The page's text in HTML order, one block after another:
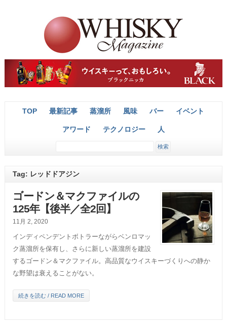
TOP 最新記事 蒸溜所 風味 バー イベント
アワード テクノロジー 人
Tag: レッドドアジン
ゴードン＆マクファイルの
125年【後半／全2回】
11月 2, 2020
インディペンデントボトラーながらベンロマッ
ク蒸溜所を保有し、さらに新しい蒸溜所を建設
するゴードン＆マクファイル。高品質なウイスキーづくりへの静か
な野望は衰えることがない。
続きを読む / READ MORE